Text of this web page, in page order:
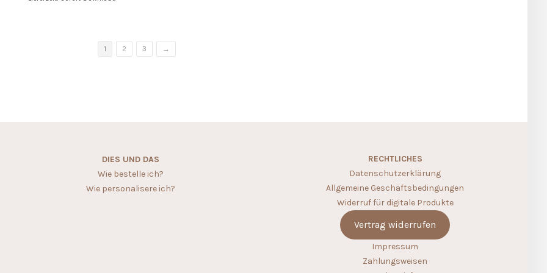
1 2 3 →
DIES UND DAS
Wie bestelle ich?
Wie personalisere ich?
RECHTLICHES
Datenschutzerklärung
Allgemeine Geschäftsbedingungen
Widerruf für digitale Produkte
Vertrag widerrufen
Impressum
Zahlungsweisen